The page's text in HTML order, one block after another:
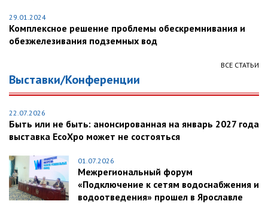
29.01.2024
Комплексное решение проблемы обескремнивания и
обезжелезивания подземных вод
ВСЕ СТАТЬИ
Выставки/Конференции
22.07.2026
Быть или не быть: анонсированная на январь 2027 года
выставка EcoXpo может не состояться
01.07.2026
Межрегиональный форум
«Подключение к сетям водоснабжения и
водоотведения» прошел в Ярославле